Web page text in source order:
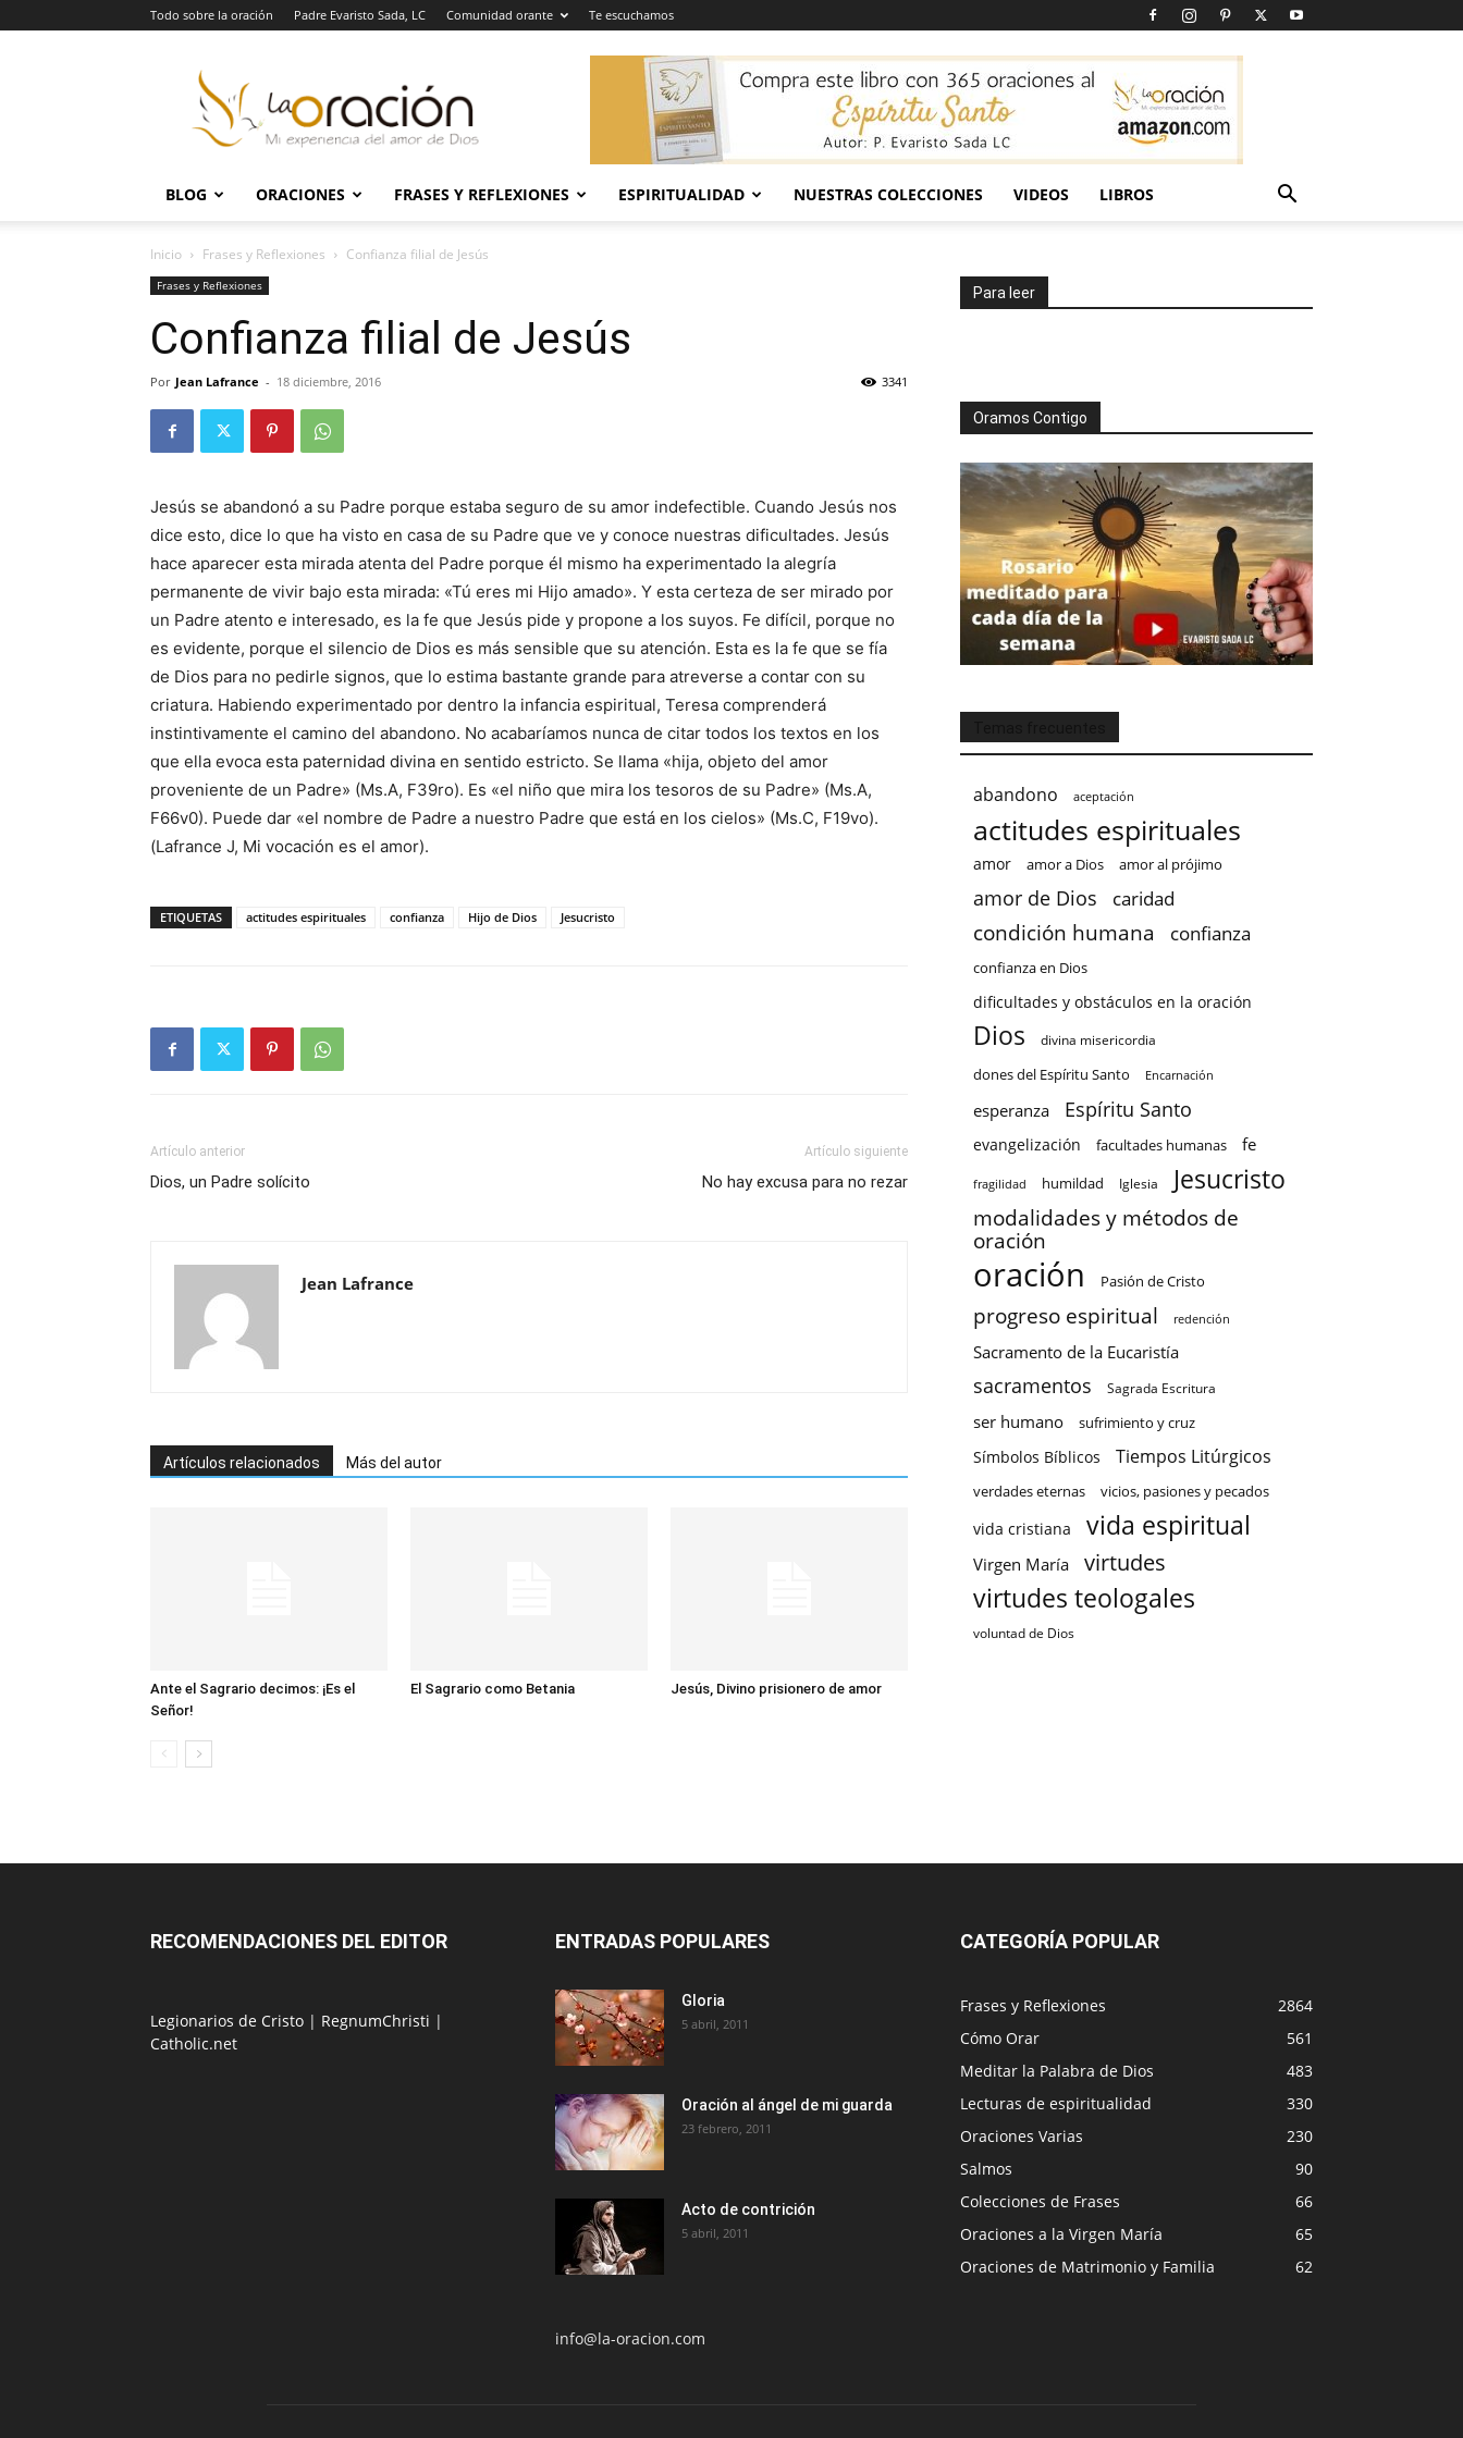
Todo sobre la oración Padre Evaristo Sada, LC Comunidad orante Te escuchamos
Oración
BLOG ORACIONES FRASES Y REFLEXIONES ESPIRITUALIDAD NUESTRAS COLECCIONES VIDEOS LIBROS
Inicio Frases y Reflexiones Confianza filial de Jesús
Frases y Reflexiones
Confianza filial de Jesús
Por Jean Lafrance - 18 diciembre, 2016 3341
Jesús se abandonó a su Padre porque estaba seguro de su amor indefectible. Cuando Jesús nos
dice esto, dice lo que ha visto en casa de su Padre que ve y conoce nuestras dificultades. Jesús
hace aparecer esta mirada atenta del Padre porque él mismo ha experimentado la alegría
permanente de vivir bajo esta mirada: «Tú eres mi Hijo amado». Y esta certeza de ser mirado por
un Padre atento e interesado, es la fe que Jesús pide y propone a los suyos. Fe difícil, porque no
es evidente, porque el silencio de Dios es más sensible que su atención. Esta es la fe que se fía
de Dios para no pedirle signos, que lo estima bastante grande para atreverse a contar con su
criatura. Habiendo experimentado por dentro la infancia espiritual, Teresa comprenderá
instintivamente el camino del abandono. No acabaríamos nunca de citar todos los textos en los
que ella evoca esta paternidad divina en sentido estricto. Se llama «hija, objeto del amor
proveniente de un Padre» (Ms.A, F39ro). Es «el niño que mira los tesoros de su Padre» (Ms.A,
F66v0). Puede dar «el nombre de Padre a nuestro Padre que está en los cielos» (Ms.C, F19vo).
(Lafrance J, Mi vocación es el amor).
ETIQUETAS actitudes espirituales confianza Hijo de Dios Jesucristo
Artículo anterior
Dios, un Padre solícito
Artículo siguiente
No hay excusa para no rezar
Jean Lafrance
Artículos relacionados Más del autor
Ante el Sagrario decimos: ¡Es el
Señor!
El Sagrario como Betania Jesús, Divino prisionero de amor
Para leer
Oramos Contigo
abandono aceptación
actitudes espirituales
amor amor a Dios amor al prójimo
amor de Dios caridad
condición humana confianza
confianza en Dios
dificultades y obstáculos en la oración
Dios divina misericordia
dones del Espíritu Santo Encarnación
esperanza Espíritu Santo
evangelización facultades humanas fe
fragilidad humildad Iglesia Jesucristo
modalidades y métodos de
oración
oración Pasión de Cristo
progreso espiritual redención
Sacramento de la Eucaristía
sacramentos Sagrada Escritura
ser humano sufrimiento y cruz
Símbolos Bíblicos Tiempos Litúrgicos
verdades eternas vicios, pasiones y pecados
vida cristiana vida espiritual
Virgen María virtudes
virtudes teologales
voluntad de Dios
RECOMENDACIONES DEL EDITOR
Legionarios de Cristo | RegnumChristi |
Catholic.net
ENTRADAS POPULARES
Gloria
5 abril, 2011
Oración al ángel de mi guarda
23 febrero, 2011
Acto de contrición
5 abril, 2011
info@la-oracion.com
CATEGORÍA POPULAR
Frases y Reflexiones
2864
Cómo Orar
561
Meditar la Palabra de Dios
483
Lecturas de espiritualidad
330
Oraciones Varias
230
Salmos
90
Colecciones de Frases
66
Oraciones a la Virgen María
65
Oraciones de Matrimonio y Familia
62